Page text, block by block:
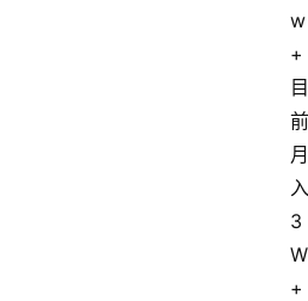
w
+
目
前
月
入
3
W
+